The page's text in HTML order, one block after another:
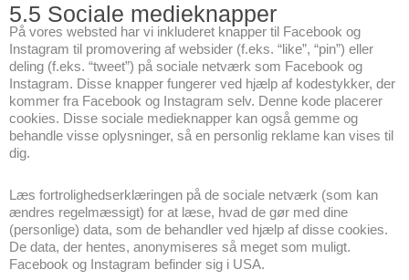
5.5 Sociale medieknapper
På vores websted har vi inkluderet knapper til Facebook og
Instagram til promovering af websider (f.eks. “like”, “pin”) eller
deling (f.eks. “tweet”) på sociale netværk som Facebook og
Instagram. Disse knapper fungerer ved hjælp af kodestykker, der
kommer fra Facebook og Instagram selv. Denne kode placerer
cookies. Disse sociale medieknapper kan også gemme og
behandle visse oplysninger, så en personlig reklame kan vises til
dig.
Læs fortrolighedserklæringen på de sociale netværk (som kan
ændres regelmæssigt) for at læse, hvad de gør med dine
(personlige) data, som de behandler ved hjælp af disse cookies.
De data, der hentes, anonymiseres så meget som muligt.
Facebook og Instagram befinder sig i USA.